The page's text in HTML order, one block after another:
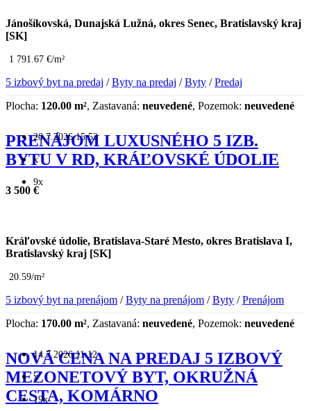
Jánošíkovská, Dunajská Lužná, okres Senec, Bratislavský kraj
[SK]
1 791.67 €/m²
5 izbový byt na predaj /Byty na predaj /Byty /Predaj
Plocha: 120.00 m², Zastavaná: neuvedené, Pozemok: neuvedené
20.7.2026 15:52
x
9x
PRENÁJOM LUXUSNÉHO 5 IZB.
BYTU V RD, KRÁĽOVSKÉ ÚDOLIE
3 500 €
Kráľovské údolie, Bratislava-Staré Mesto, okres Bratislava I,
Bratislavský kraj [SK]
20.59/m²
5 izbový byt na prenájom /Byty na prenájom /Byty /Prenájom
Plocha: 170.00 m², Zastavaná: neuvedené, Pozemok: neuvedené
14.7.2026 11:12
x
19x
NOVÁ CENA NA PREDAJ 5 IZBOVÝ
MEZONETOVÝ BYT, OKRUŽNÁ
CESTA, KOMÁRNO